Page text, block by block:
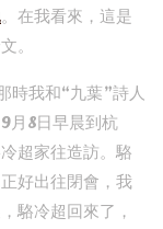
。在我看來，這是
。
時我和“九葉”詩人
月8日早晨到杭
超家往造訪。駱
好出往閉會，我
駱冷超回來了，